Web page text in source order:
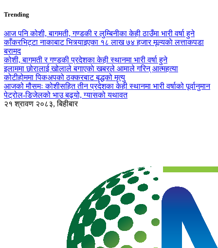
Trending
आज पनि कोशी, बागमती, गण्डकी र लुम्बिनीका केही ठाउँमा भारी वर्षा हुने
काँकरभिट्टा नाकाबाट भित्र्याइएका १८ लाख ७४ हजार मूल्यकाे लत्ताकपडा
बरामद
कोशी, बागमती र गण्डकी प्रदेशका केही स्थानमा भारी वर्षा हुने
इलाममा छोरालाई खोलाले बगाएकाे खबरले आमाले गरिन् आत्महत्या
कोटीहोममा पिकअपको ठक्करबाट बृद्धको मृत्यु
आजको मौसमः कोशीसहित तीन प्रदेशका केही स्थानमा भारी वर्षाको पूर्वानुमान
पेट्रोल-डिजेलको भाउ बढ्यो, ग्यासको यथावत
२१ श्रावण २०८३, बिहीबार